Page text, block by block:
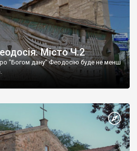
Місто Ч.2
"Богом дану" Феодосію буде не менш